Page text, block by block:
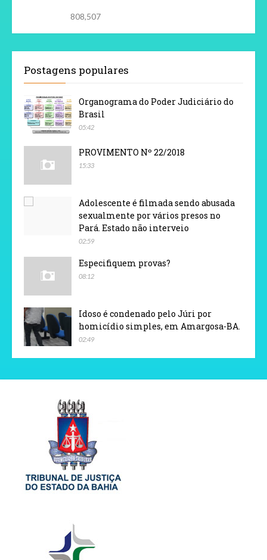
808,507
Postagens populares
Organograma do Poder Judiciário do
Brasil
05:42
PROVIMENTO Nº 22/2018
15:33
Adolescente é filmada sendo abusada
sexualmente por vários presos no
Pará. Estado não interveio
02:59
Especifiquem provas?
08:12
Idoso é condenado pelo Júri por
homicídio simples, em Amargosa-BA.
02:49